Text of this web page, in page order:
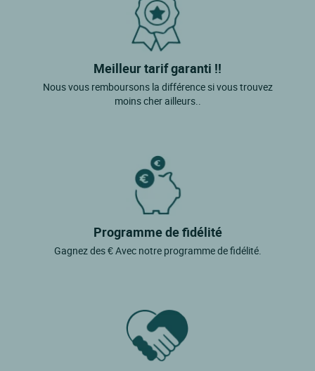
Meilleur tarif garanti !!
Nous vous remboursons la différence si vous trouvez
moins cher ailleurs..
Programme de fidélité
Gagnez des € Avec notre programme de fidélité.